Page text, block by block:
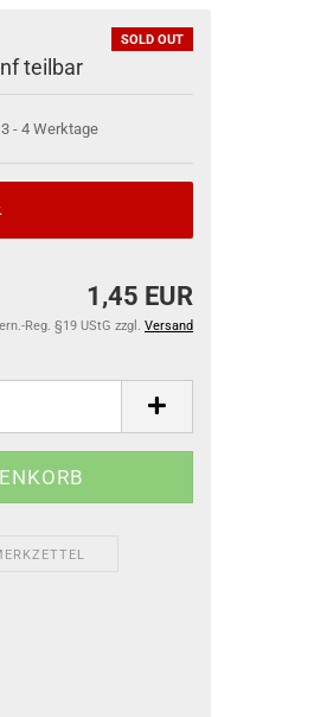
SOLD OUT
teilbar
- 4 Werktage
1,45 EUR
Reg. §19 UStG zzgl. Versand